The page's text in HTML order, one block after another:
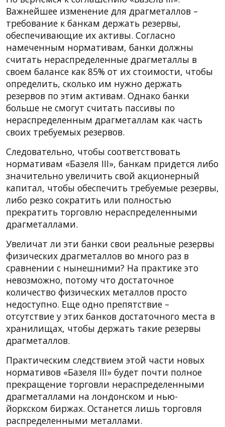
Важнейшее изменение для драгметаллов –
требование к банкам держать резервы,
обеспечивающие их активы. Согласно
намеченным нормативам, банки должны
считать нераспределенные драгметаллы в
своем балансе как 85% от их стоимости, чтобы
определить, сколько им нужно держать
резервов по этим активам. Однако банки
больше не смогут считать пассивы по
нераспределенным драгметаллам как часть
своих требуемых резервов.
Следовательно, чтобы соответствовать
нормативам «Базеля III», банкам придется либо
значительно увеличить свой акционерный
капитал, чтобы обеспечить требуемые резервы,
либо резко сократить или полностью
прекратить торговлю нераспределенными
драгметаллами.
Увеличат ли эти банки свои реальные резервы
физических драгметаллов во много раз в
сравнении с нынешними? На практике это
невозможно, потому что достаточное
количество физических металлов просто
недоступно. Еще одно препятствие –
отсутствие у этих банков достаточного места в
хранилищах, чтобы держать такие резервы
драгметаллов.
Практическим следствием этой части новых
нормативов «Базеля III» будет почти полное
прекращение торговли нераспределенными
драгметаллами на лондонском и нью-
йоркском биржах. Останется лишь торговля
распределенными металлами.